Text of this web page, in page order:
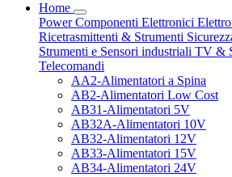
Home
PowerComponenti Elettronici
Ricetrasmittenti & Strumenti
Strumenti e Sensori industriali TV &
Telecomandi
AA2-Alimentatori a Spina
AB2-Alimentatori Low Cost
AB31-Alimentatori 5V
AB32A-Alimentatori 10V
AB32-Alimentatori 12V
AB33-Alimentatori 15V
AB34-Alimentatori 24V